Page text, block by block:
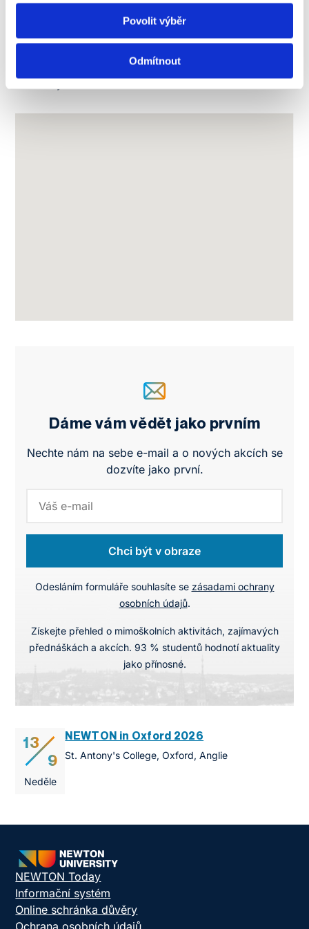
Povolit výběr
Odmítnout
řešení s využitím AI.
Více informací naleznete na:
https://newton.university/newton-global-leaders-
Dáme vám vědět jako prvním
Nechte nám na sebe e-mail a o nových akcích se
dozvíte jako první.
Chci být v obraze
Odesláním formuláře souhlasíte se zásadami ochrany
osobních údajů.
Získejte přehled o mimoškolních aktivitách, zajímavých
přednáškách a akcích. 93 % studentů hodnotí aktuality
jako přínosné.
13
9
Neděle
NEWTON in Oxford 2026
St. Antony's College, Oxford, Anglie
NEWTON Today
Informační systém
Online schránka důvěry